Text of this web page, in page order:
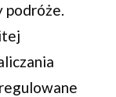
podróże.